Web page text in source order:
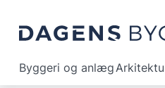
Byggeri og anlæg